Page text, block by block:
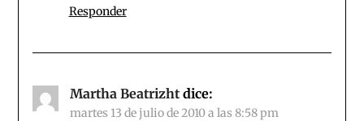
Responder
Martha Beatrizht dice:
martes 13 de julio de 2010 a las 8:58 pm